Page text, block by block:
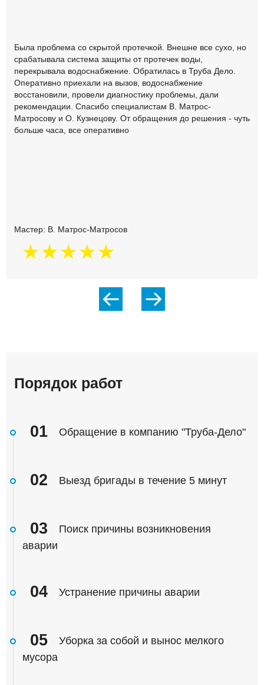
Была проблема со скрытой протечкой. Внешне все сухо, но
срабатывала система защиты от протечек воды,
перекрывала водоснабжение. Обратилась в Труба Дело.
Оперативно приехали на вызов, водоснабжение
восстановили, провели диагностику проблемы, дали
рекомендации. Спасибо специалистам В. Матрос-
Матросову и О. Кузнецову. От обращения до решения - чуть
больше часа, все оперативно
Мастер: В. Матрос-Матросов
Порядок работ
01 Обращение в компанию "Труба-Дело"
02 Выезд бригады в течение 5 минут
03
Поиск причины возникновения
аварии
04 Устранение причины аварии
05
Уборка за собой и вынос мелкого
мусора